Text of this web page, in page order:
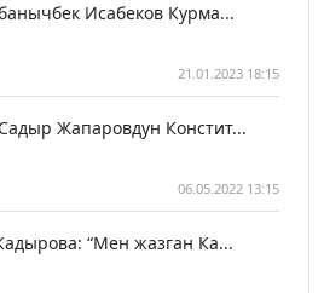
Исабеков Курма...
21.01.2023 18:15
Жапаровдун Констит...
06.05.2022 13:15
“Мен жазган Ка...